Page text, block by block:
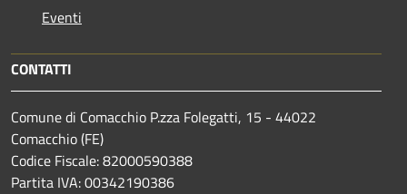
Eventi
CONTATTI
Comune di Comacchio P.zza Folegatti, 15 - 44022
Comacchio (FE)
Codice Fiscale: 82000590388
Partita IVA: 00342190386